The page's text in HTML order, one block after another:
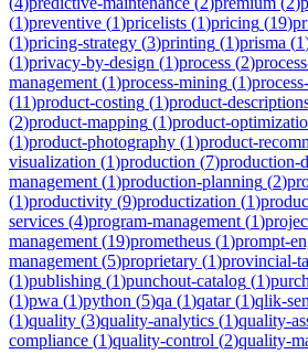
(1)preventive (1)pricelists (1)pricing (19)
(1)pricing-strategy (3)printing (1)prisma (1
(1)privacy-by-design (1)process (2)
management (1)process-mining (1)
(11)product-costing (1)product-
(2)product-mapping (1)product-
(1)product-photography (1)product-
visualization (1)production (7)production-
management (1)production-planning (2)
(1)productivity (9)productization (1)
services (4)program-management (1)
management (19)prometheus (1)prompt-
management (5)proprietary (1)provincial-
(1)publishing (1)punchout-catalog (1)
(1)pwa (1)python (5)qa (1)qatar(1)qlik-
(1)quality (3)quality-analytics (1)quality-
compliance (1)quality-control (2)quality-